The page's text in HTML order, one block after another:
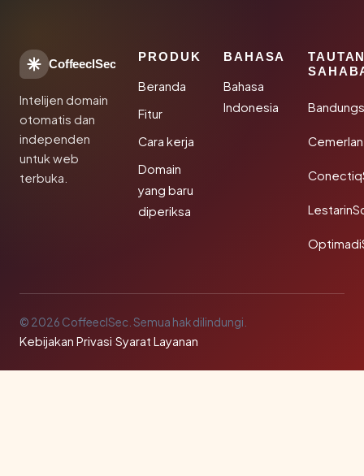
CoffeeclSec
Intelijen domain
otomatis dan
independen
untuk web
terbuka.
PRODUK
Beranda
Fitur
Cara kerja
Domain
yang baru
diperiksa
BAHASA
Bahasa
Indonesia
© 2026 CoffeeclSec. Semua hak dilindungi.
Kebijakan Privasi·Syarat Layanan